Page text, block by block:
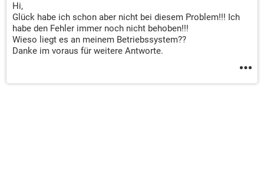
Hi,
Glück habe ich schon aber nicht bei diesem Problem!!! Ich
habe den Fehler immer noch nicht behoben!!!
Wieso liegt es an meinem Betriebssystem??
Danke im voraus für weitere Antworte.